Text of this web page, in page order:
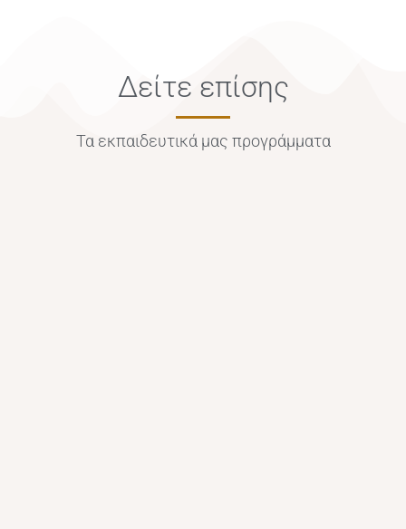
Δείτε επίσης
Τα εκπαιδευτικά μας προγράμματα